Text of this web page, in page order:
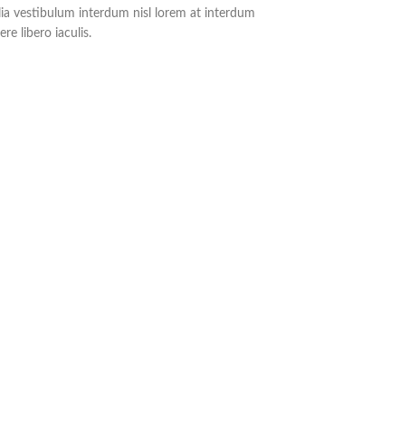
vestibulum interdum nisl lorem at interdum
libero iaculis.